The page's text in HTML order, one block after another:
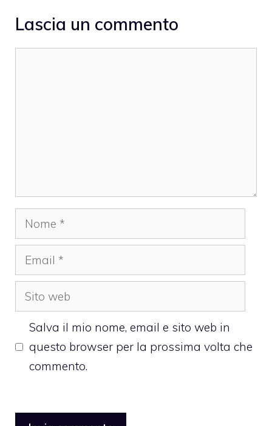
Lascia un commento
Nome
Email
Sito
web
Salva il mio nome, email e sito web in
questo browser per la prossima volta che
commento.